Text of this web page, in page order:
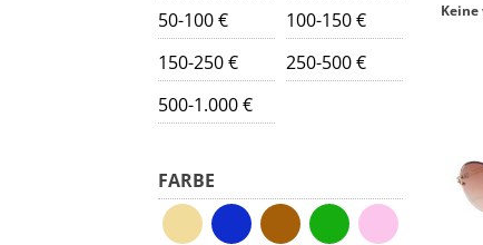
50-100 €
100-150 €
150-250 €
250-500 €
500-1.000 €
FARBE